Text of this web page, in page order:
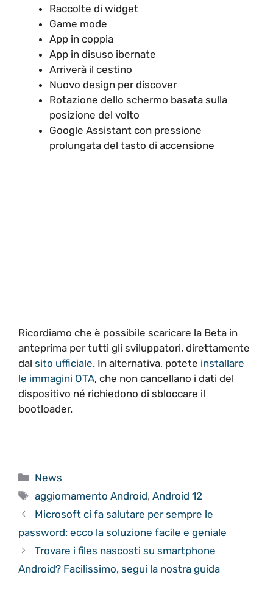
Raccolte di widget
Game mode
App in coppia
App in disuso ibernate
Arriverà il cestino
Nuovo design per discover
Rotazione dello schermo basata sulla
posizione del volto
Google Assistant con pressione
prolungata del tasto di accensione
Ricordiamo che è possibile scaricare la Beta in
anteprima per tutti gli sviluppatori, direttamente
dal sito ufficiale. In alternativa, potete installare
le immagini OTA, che non cancellano i dati del
dispositivo né richiedono di sbloccare il
bootloader.
Categorie
News
Tag
aggiornamento Android,Android 12
Microsoft ci fa salutare per sempre le
password: ecco la soluzione facile e geniale
Trovare i files nascosti su smartphone
Android? Facilissimo, segui la nostra guida